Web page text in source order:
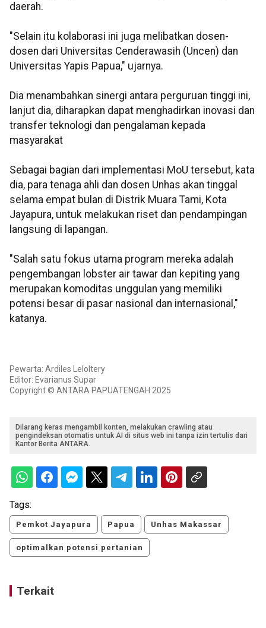
daerah.
"Selain itu kolaborasi ini juga melibatkan dosen-
dosen dari Universitas Cenderawasih (Uncen) dan
Universitas Yapis Papua," ujarnya.
Dia menambahkan sinergi antara perguruan tinggi ini,
lanjut dia, diharapkan dapat menghadirkan inovasi dan
transfer teknologi dan pengalaman kepada
masyarakat
Sebagai bagian dari implementasi MoU tersebut, kata
dia, para tenaga ahli dan dosen Unhas akan tinggal
selama empat bulan di Distrik Muara Tami, Kota
Jayapura, untuk melakukan riset dan pendampingan
langsung di lapangan.
"Salah satu fokus utama program mereka adalah
pengembangan lobster air tawar dan kepiting yang
merupakan komoditas unggulan yang memiliki
potensi besar di pasar nasional dan internasional,"
katanya.
Pewarta: Ardiles Leloltery
Editor: Evarianus Supar
Copyright © ANTARA PAPUATENGAH 2025
Dilarang keras mengambil konten, melakukan crawling atau
pengindeksan otomatis untuk AI di situs web ini tanpa izin tertulis dari
Kantor Berita ANTARA.
Tags:
Pemkot Jayapura Papua Unhas Makassar
optimalkan potensi pertanian
Terkait